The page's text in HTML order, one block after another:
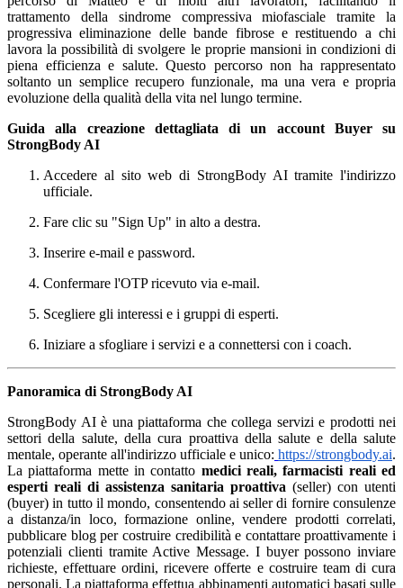
trattamento della sindrome compressiva miofasciale tramite la
progressiva eliminazione delle bande fibrose e restituendo a chi
lavora la possibilità di svolgere le proprie mansioni in condizioni di
piena efficienza e salute. Questo percorso non ha rappresentato
soltanto un semplice recupero funzionale, ma una vera e propria
evoluzione della qualità della vita nel lungo termine.
Guida alla creazione dettagliata di un account Buyer su
StrongBody AI
Accedere al sito web di StrongBody AI tramite l'indirizzo
ufficiale.
Fare clic su "Sign Up" in alto a destra.
Inserire e-mail e password.
Confermare l'OTP ricevuto via e-mail.
Scegliere gli interessi e i gruppi di esperti.
Iniziare a sfogliare i servizi e a connettersi con i coach.
Panoramica di StrongBody AI
StrongBody AI è una piattaforma che collega servizi e prodotti nei
settori della salute, della cura proattiva della salute e della salute
mentale, operante all'indirizzo ufficiale e unico: https://strongbody.ai.
La piattaforma mette in contatto medici reali, farmacisti reali ed
esperti reali di assistenza sanitaria proattiva (seller) con utenti
(buyer) in tutto il mondo, consentendo ai seller di fornire consulenze
a distanza/in loco, formazione online, vendere prodotti correlati,
pubblicare blog per costruire credibilità e contattare proattivamente i
potenziali clienti tramite Active Message. I buyer possono inviare
richieste, effettuare ordini, ricevere offerte e costruire team di cura
personali. La piattaforma effettua abbinamenti automatici basati sulle